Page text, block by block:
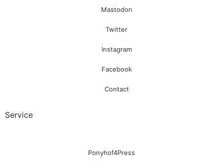
Mastodon
Twitter
Instagram
Facebook
Contact
Service
Ponyhof4Press